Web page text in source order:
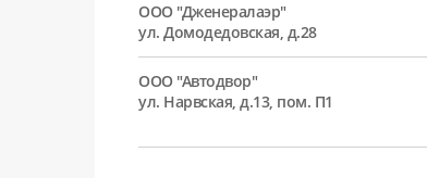
ООО "Дженералаэр"
ул. Домодедовская, д.28
ООО "Автодвор"
ул. Нарвская, д.13, пом. П1